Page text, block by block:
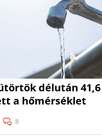
délután
a hőmérséklet
8